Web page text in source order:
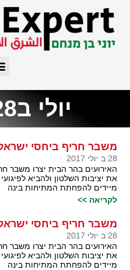
יולי ב28, 2017
משבר חריף ביחסי ישראל
28 ב יולי 2017
האירועים בהר הבית יצרו משבר
את יציבות השלטון ולהביא
מיידים להפחתת המתיחות בינה
לקריאה >>
משבר חריף ביחסי ישראל
28 ב יולי 2017
האירועים בהר הבית יצרו משבר
את יציבות השלטון ולהביא
מיידים להפחתת המתיחות בינה